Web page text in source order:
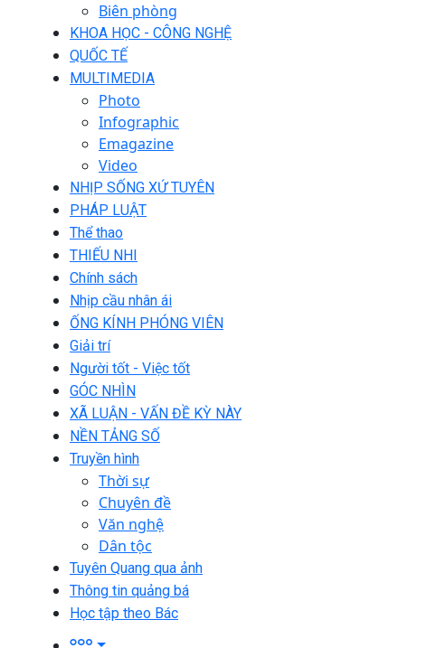
Biên phòng
KHOA HỌC - CÔNG NGHỆ
QUỐC TẾ
MULTIMEDIA
Photo
Infographic
Emagazine
Video
NHỊP SỐNG XỨ TUYÊN
PHÁP LUẬT
Thể thao
THIẾU NHI
Chính sách
Nhịp cầu nhân ái
ỐNG KÍNH PHÓNG VIÊN
Giải trí
Người tốt - Việc tốt
GÓC NHÌN
XÃ LUẬN - VẤN ĐỀ KỲ NÀY
NỀN TẢNG SỐ
Truyền hình
Thời sự
Chuyên đề
Văn nghệ
Dân tộc
Tuyên Quang qua ảnh
Thông tin quảng bá
Học tập theo Bác